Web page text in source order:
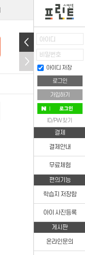
아이디
비밀번호
아이디 저장
가입하기
ID/PW 찾기
결제
결제안내
무료체험
편의기능
학습지 저장함
아이 사진등록
게시판
온라인문의